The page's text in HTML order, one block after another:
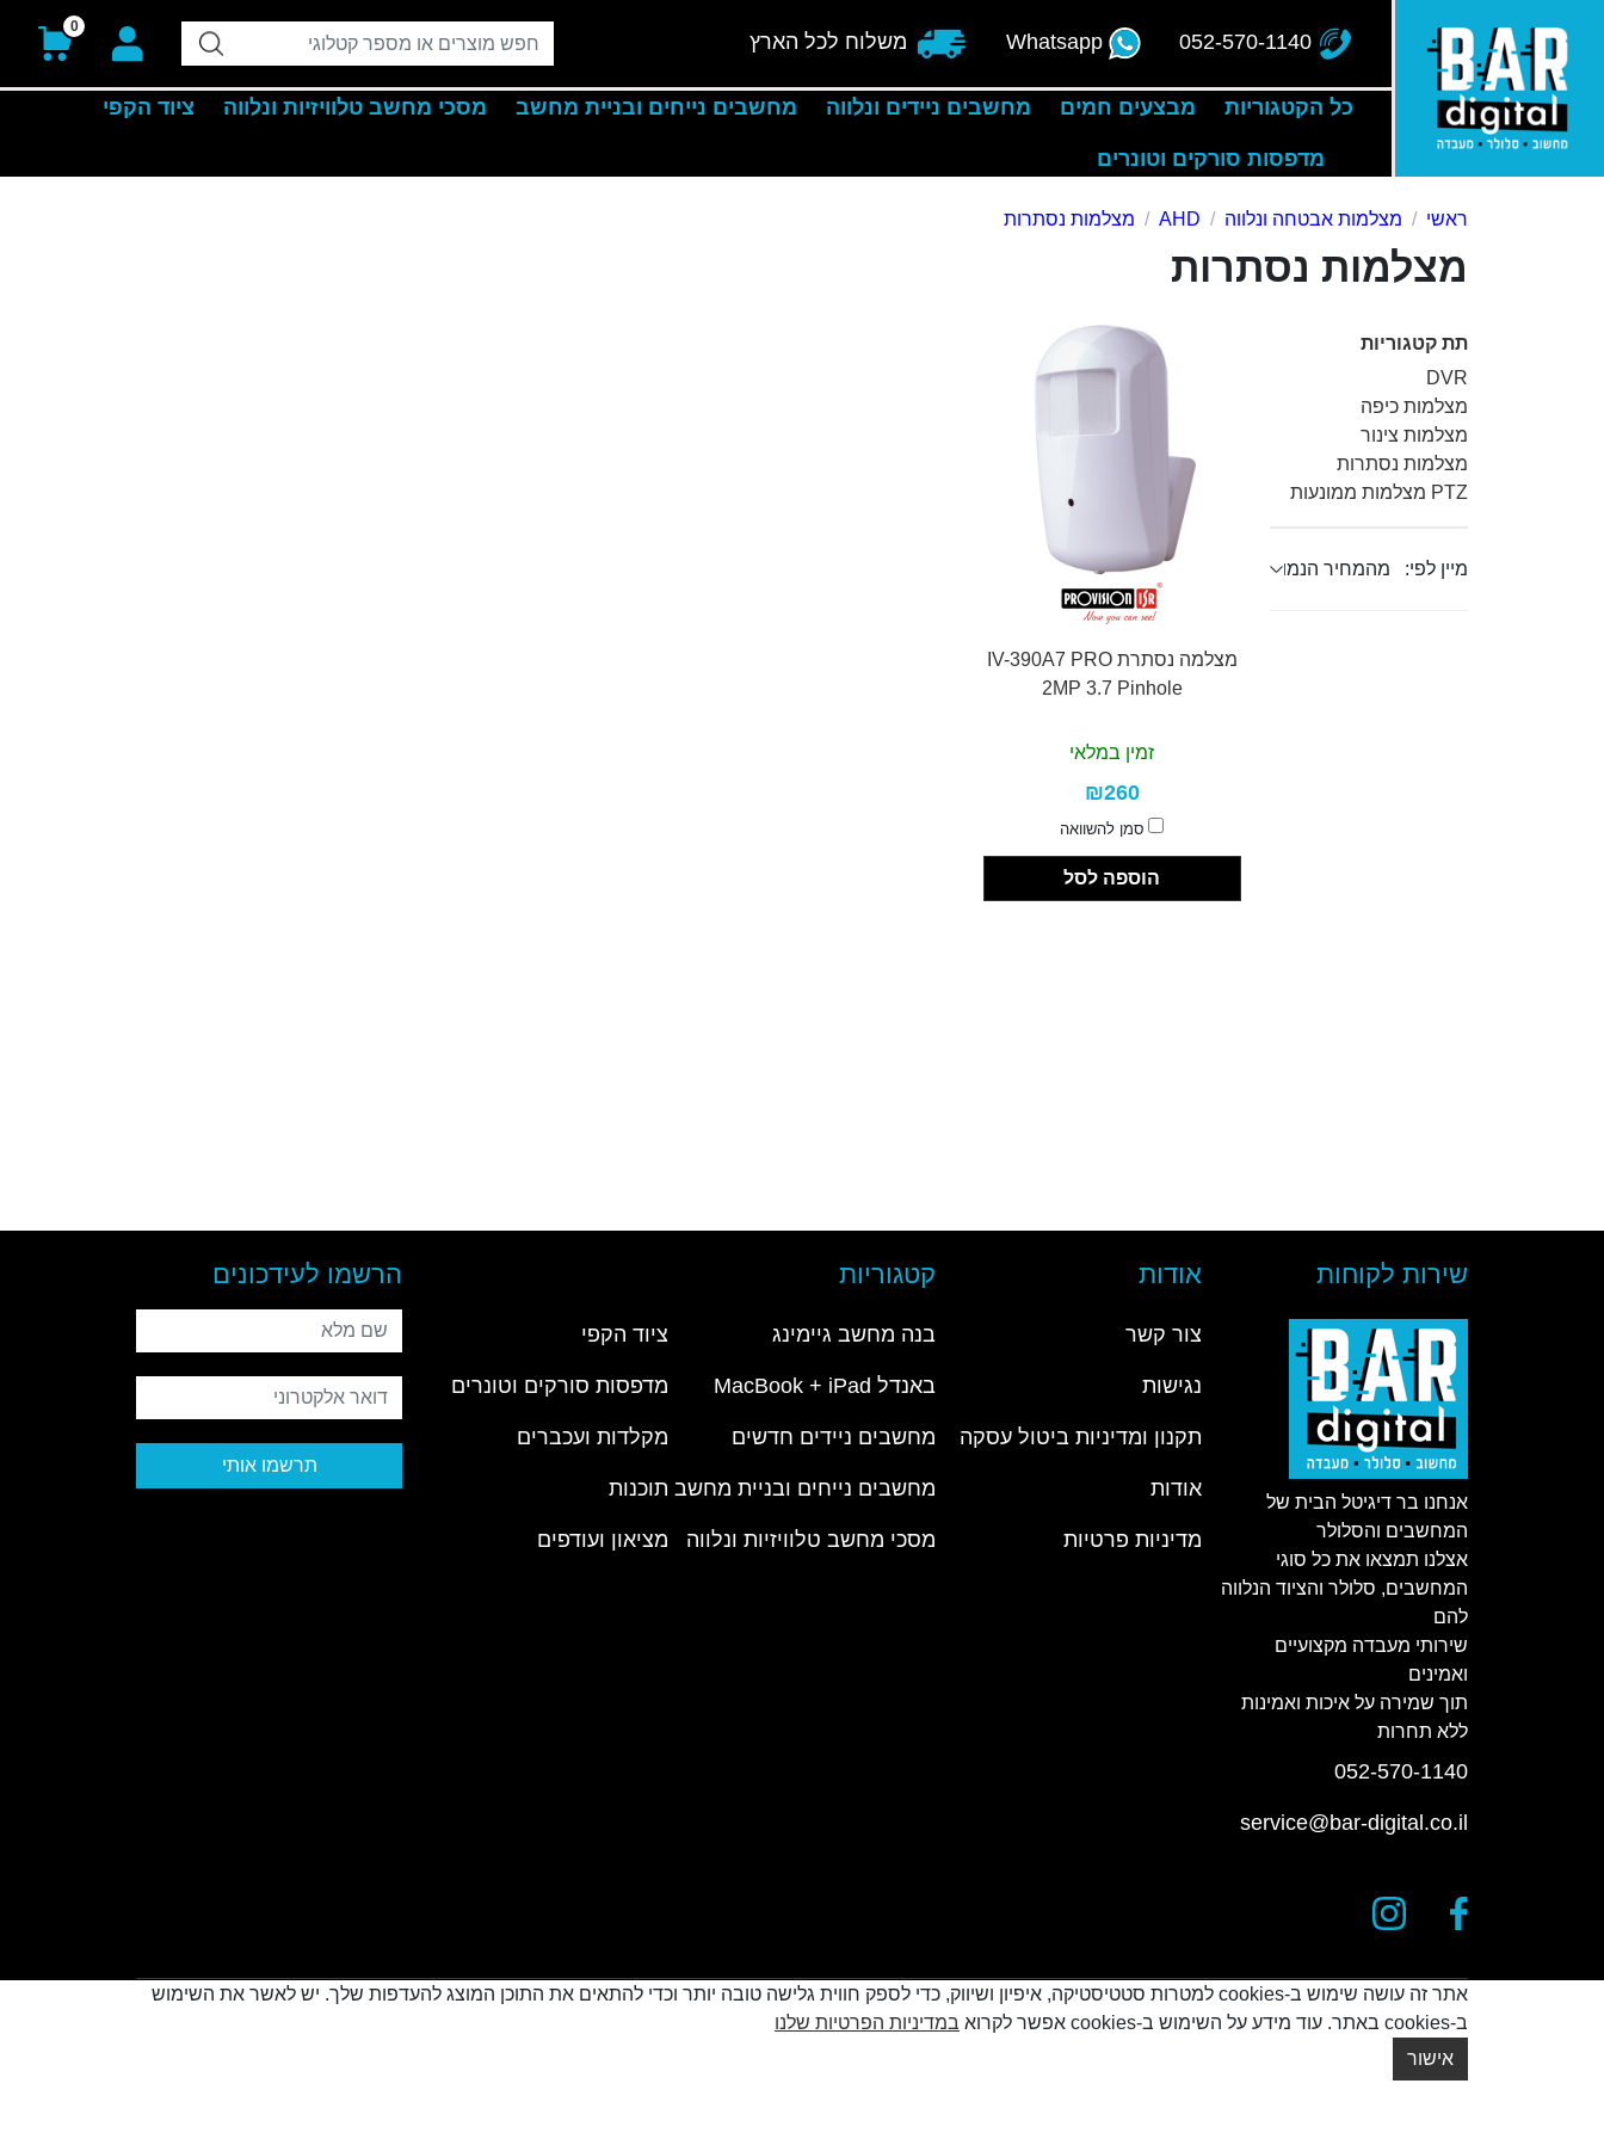
052-570-1140
Whatsapp משלוח לכל הארץ
0
כל הקטגוריות מבצעים חמים מחשבים ניידים ונלווה מחשבים נייחים ובניית מחשב מסכי מחשב טלוויזיות ונלווה ציוד הקפי
מדפסות סורקים וטונרים
ראשי מצלמות אבטחה ונלווה AHD מצלמות נסתרות
מצלמות נסתרות
תת קטגוריות
DVR
מצלמות כיפה
מצלמות צינור
מצלמות נסתרות
PTZ מצלמות ממונעות
מיין לפי:
מצלמה נסתרת IV-390A7 PRO
2MP 3.7 Pinhole
זמין במלאי
₪260
סמן להשוואה
הוספה לסל
שירות לקוחות
אנחנו בר דיגיטל הבית של
המחשבים והסלולר
אצלנו תמצאו את כל סוגי
המחשבים, סלולר והציוד הנלווה
להם
שירותי מעבדה מקצועיים
ואמינים
תוך שמירה על איכות ואמינות
ללא תחרות
052-570-1140
service@bar-digital.co.il
אודות
צור קשר
נגישות
תקנון ומדיניות ביטול עסקה
אודות
מדיניות פרטיות
קטגוריות
בנה מחשב גיימינג
באנדל MacBook + iPad
מחשבים ניידים חדשים
מחשבים נייחים ובניית מחשב
מסכי מחשב טלוויזיות ונלווה
ציוד הקפי
מדפסות סורקים וטונרים
מקלדות ועכברים
תוכנות
מציאון ועודפים
הרשמו לעידכונים
שם מלא
דואר אלקטרוני
תרשמו אותי
© כל הזכויות שמורות2026
אתר זה עושה שימוש ב-cookies למטרות סטטיסטיקה, איפיון ושיווק, כדי לספק חווית גלישה טובה יותר וכדי להתאים את התוכן המוצג להעדפות שלך. יש לאשר את השימוש
ב-cookies באתר. עוד מידע על השימוש ב-cookies אפשר לקרוא
במדיניות הפרטיות שלנו
אישור